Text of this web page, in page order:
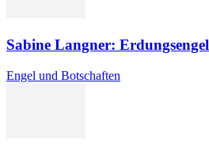
Sabine Langner: Erdungsengel
Engel und Botschaften